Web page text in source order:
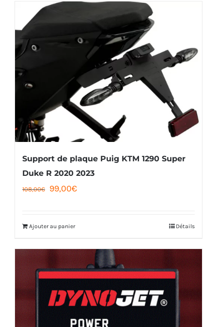
Support de plaque Puig KTM 1290 Super
Duke R 2020 2023
108,00 €
Le
était :
108,00€.
99,00€Le
99,00€.
Ajouter au panier Détails